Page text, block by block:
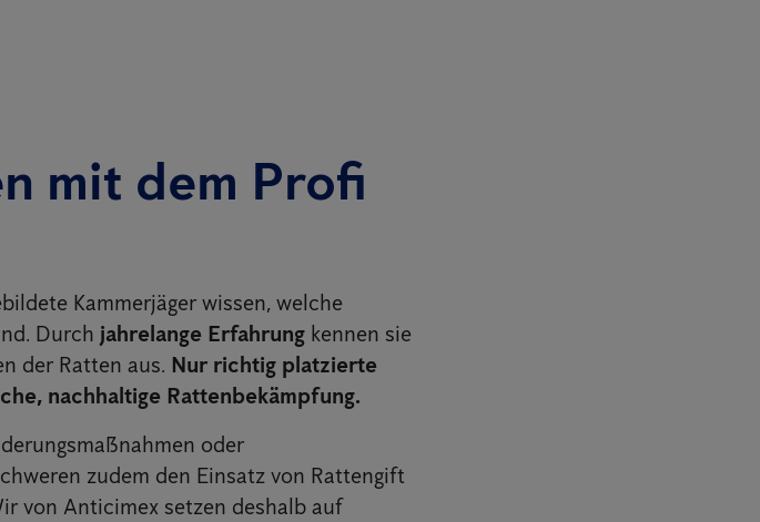
mit dem Profi
Kammerjäger wissen, welche
Durch jahrelange Erfahrung kennen sie
der Ratten aus. Nur richtig platzierte
nachhaltige Rattenbekämpfung.
oder
zudem den Einsatz von Rattengift
von Anticimex setzen deshalb auf